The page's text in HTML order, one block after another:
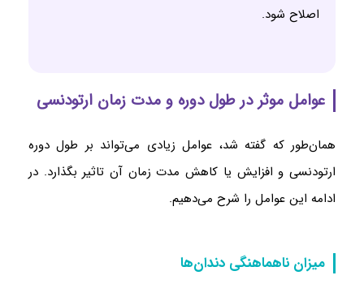
اصلاح شود.
عوامل موثر در طول دوره و مدت زمان ارتودنسی
همان‌طور که گفته شد، عوامل زیادی می‌تواند بر طول دوره
ارتودنسی و افزایش یا کاهش مدت زمان آن تاثیر بگذارد. در
ادامه این عوامل را شرح می‌دهیم.
میزان ناهماهنگی دندان‌ها